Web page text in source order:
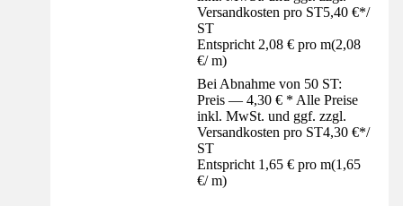
Versandkosten pro ST5,40 €*/
ST
Entspricht 2,08 € pro m(2,08
€/ m)
Bei Abnahme von 50 ST:
Preis — 4,30 € * Alle Preise
inkl. MwSt. und ggf. zzgl.
Versandkosten pro ST4,30 €*/
ST
Entspricht 1,65 € pro m(1,65
€/ m)